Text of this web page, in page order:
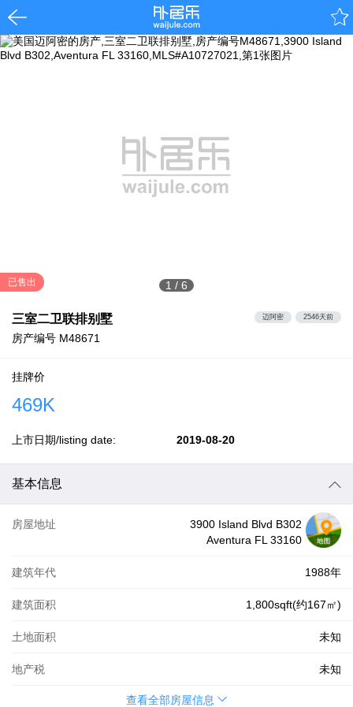
1 / 6
已售出
三室二卫联排别墅
房产编号 M48671
迈阿密 2546天前
挂牌价
469K
上市日期/listing date: 2019-08-20
基本信息
房屋地址
3900 Island Blvd B302
Aventura FL 33160
建筑年代 1988年
建筑面积 1,800sqft(约167㎡)
土地面积 未知
地产税 未知
查看全部房屋信息